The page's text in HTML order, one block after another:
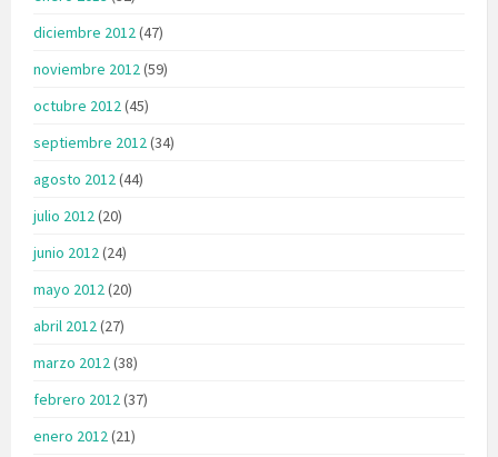
diciembre 2012(47)
noviembre 2012(59)
octubre 2012(45)
septiembre 2012(34)
agosto 2012(44)
julio 2012(20)
junio 2012(24)
mayo 2012(20)
abril 2012(27)
marzo 2012(38)
febrero 2012(37)
enero 2012(21)